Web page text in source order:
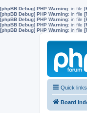
[phpBB Debug] PHP Warning: in file
[phpBB Debug] PHP Warning: in file
[phpBB Debug] PHP Warning: in file
[phpBB Debug] PHP Warning: in file
[phpBB Debug] PHP Warning: in file
Quick links
Board